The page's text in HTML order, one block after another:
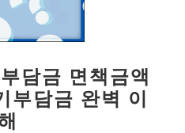
담금 면책금액
부담금 완벽 이